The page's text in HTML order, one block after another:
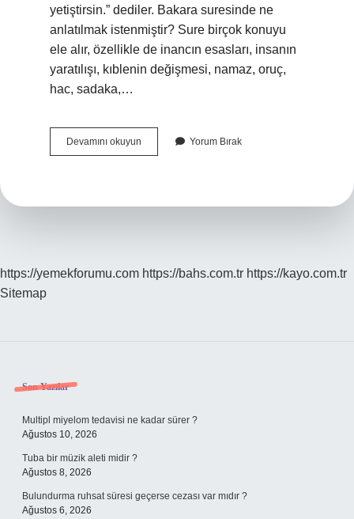
yetiştirsin.” dediler. Bakara suresinde ne
anlatılmak istenmiştir? Sure birçok konuyu
ele alır, özellikle de inancın esasları, insanın
yaratılışı, kıblenin değişmesi, namaz, oruç,
hac, sadaka,…
Devamını okuyun
Suresinde
Yorum Bırak
https://yemekforumu.com https://bahs.com.tr https://kayo.com.tr
Sitemap
Sidebar
Son Yazılar
Multipl miyelom tedavisi ne kadar sürer ?
Ağustos 10, 2026
Tuba bir müzik aleti midir ?
Ağustos 8, 2026
Bulundurma ruhsat süresi geçerse cezası var mıdır ?
Ağustos 6, 2026